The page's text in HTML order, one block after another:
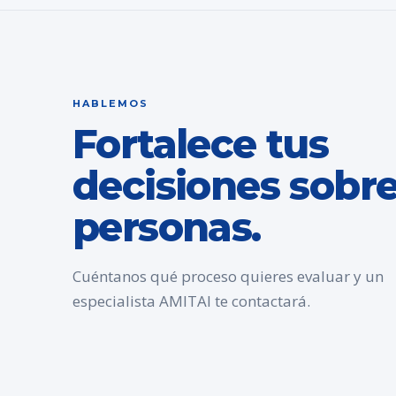
HABLEMOS
Fortalece tus
decisiones
personas.
Cuéntanos qué proceso quieres evaluar y un
especialista AMITAI te contactará.